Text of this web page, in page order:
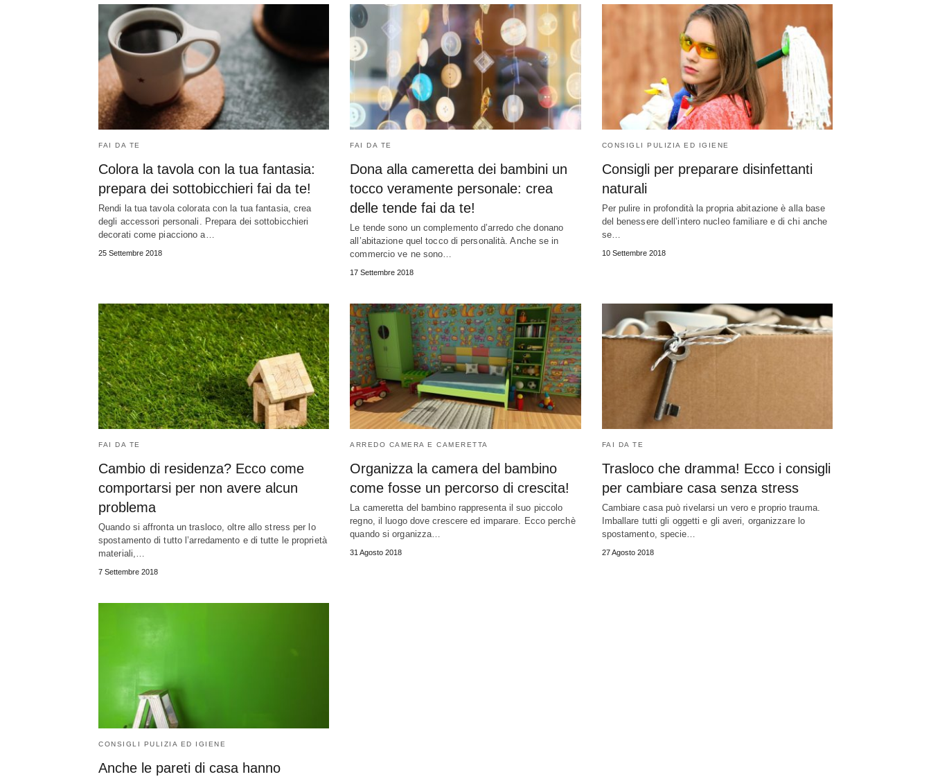
FAI DA TE
Colora la tavola con la tua fantasia:
prepara dei sottobicchieri fai da te!
Rendi la tua tavola colorata con la tua fantasia, crea
degli accessori personali. Prepara dei sottobicchieri
decorati come piacciono a…
25 Settembre 2018
FAI DA TE
Dona alla cameretta dei bambini un
tocco veramente personale: crea
delle tende fai da te!
Le tende sono un complemento d’arredo che donano
all’abitazione quel tocco di personalità. Anche se in
commercio ve ne sono…
17 Settembre 2018
CONSIGLI PULIZIA ED IGIENE
Consigli per preparare disinfettanti
naturali
Per pulire in profondità la propria abitazione è alla base
del benessere dell’intero nucleo familiare e di chi anche
se…
10 Settembre 2018
FAI DA TE
Cambio di residenza? Ecco come
comportarsi per non avere alcun
problema
Quando si affronta un trasloco, oltre allo stress per lo
spostamento di tutto l’arredamento e di tutte le proprietà
materiali,…
7 Settembre 2018
ARREDO CAMERA E CAMERETTA
Organizza la camera del bambino
come fosse un percorso di crescita!
La cameretta del bambino rappresenta il suo piccolo
regno, il luogo dove crescere ed imparare. Ecco perchè
quando si organizza…
31 Agosto 2018
FAI DA TE
Trasloco che dramma! Ecco i consigli
per cambiare casa senza stress
Cambiare casa può rivelarsi un vero e proprio trauma.
Imballare tutti gli oggetti e gli averi, organizzare lo
spostamento, specie…
27 Agosto 2018
CONSIGLI PULIZIA ED IGIENE
Anche le pareti di casa hanno